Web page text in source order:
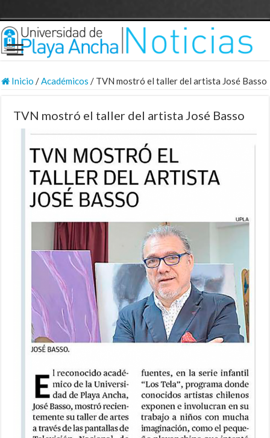
Inicio /Académicos / TVN mostró el taller del artista José Basso
TVN mostró el taller del artista José Basso